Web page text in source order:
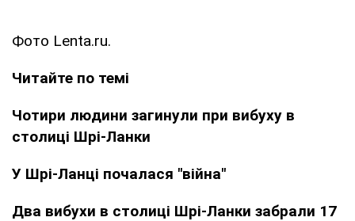
Фото Lenta.ru.
Читайте по темі
Чотири людини загинули при вибуху в
столиці Шрі-Ланки
У Шрі-Ланці почалася "війна"
Два вибухи в столиці Шрі-Ланки забрали 17